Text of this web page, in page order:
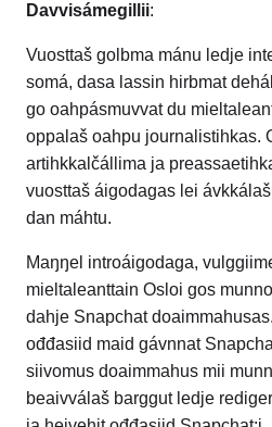
Davvisámegillii:
Vuosttaš golbma mánu ledje
somá, dasa lassin hirbmat
go oahpásmuvvat du
oppalaš oahpu journalistihkas.
artihkkalčállima ja
vuosttaš áigodagas lei
dan máhtu.
Maŋŋel introáigodaga,
mieltaleanttain Osloi gos
dahje Snapchat
ođđasiid maid gávnnat
siivomus doaimmahus mii
beaivválaš barggut ledje